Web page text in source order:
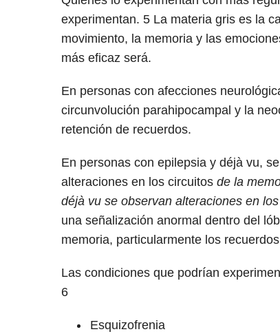
experimentan. 5La materia gris es la
movimiento, la memoria y las
más eficaz será.
En personas con afecciones
circunvolución parahipocampal y la
retención de recuerdos.
En personas con epilepsia y déjà vu,
alteraciones en los circuitos de la
déjà vu se observan alteraciones en
una señalización anormal dentro del
memoria, particularmente los
Las condiciones que podrían
6
Esquizofrenia